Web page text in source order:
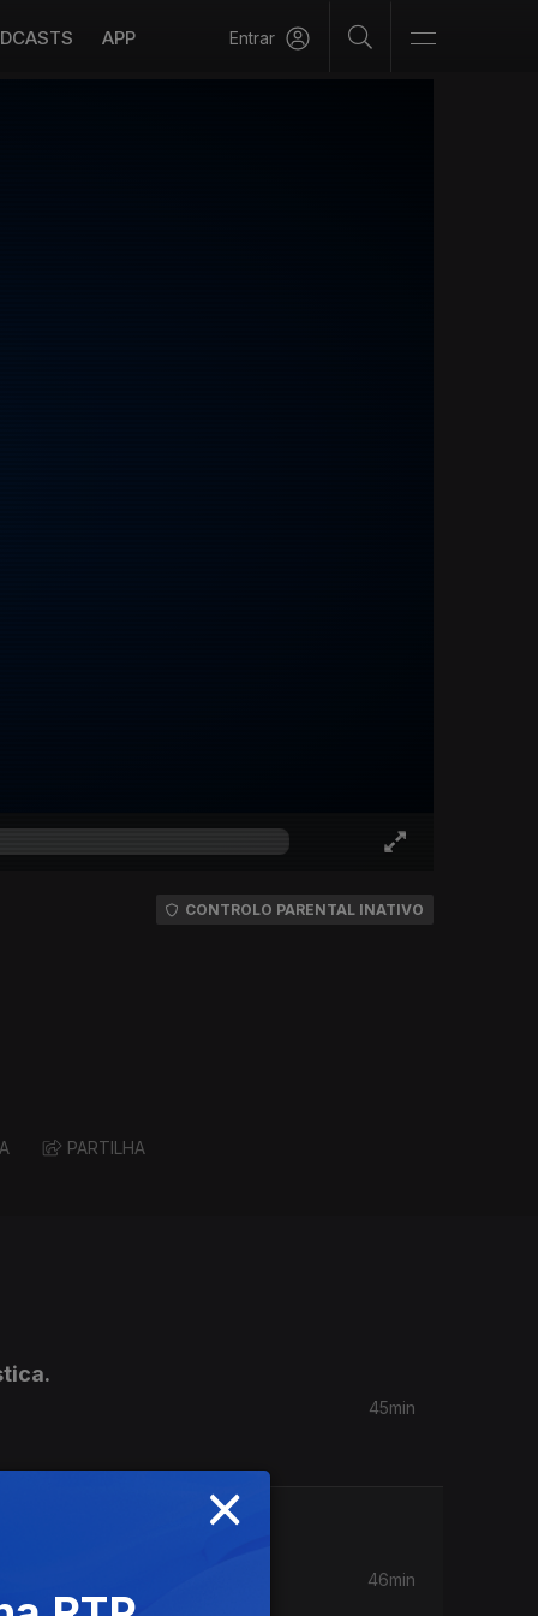
APP Entrar
CONTROLO PARENTAL INATIVO
PARTILHA
45min
46min
×